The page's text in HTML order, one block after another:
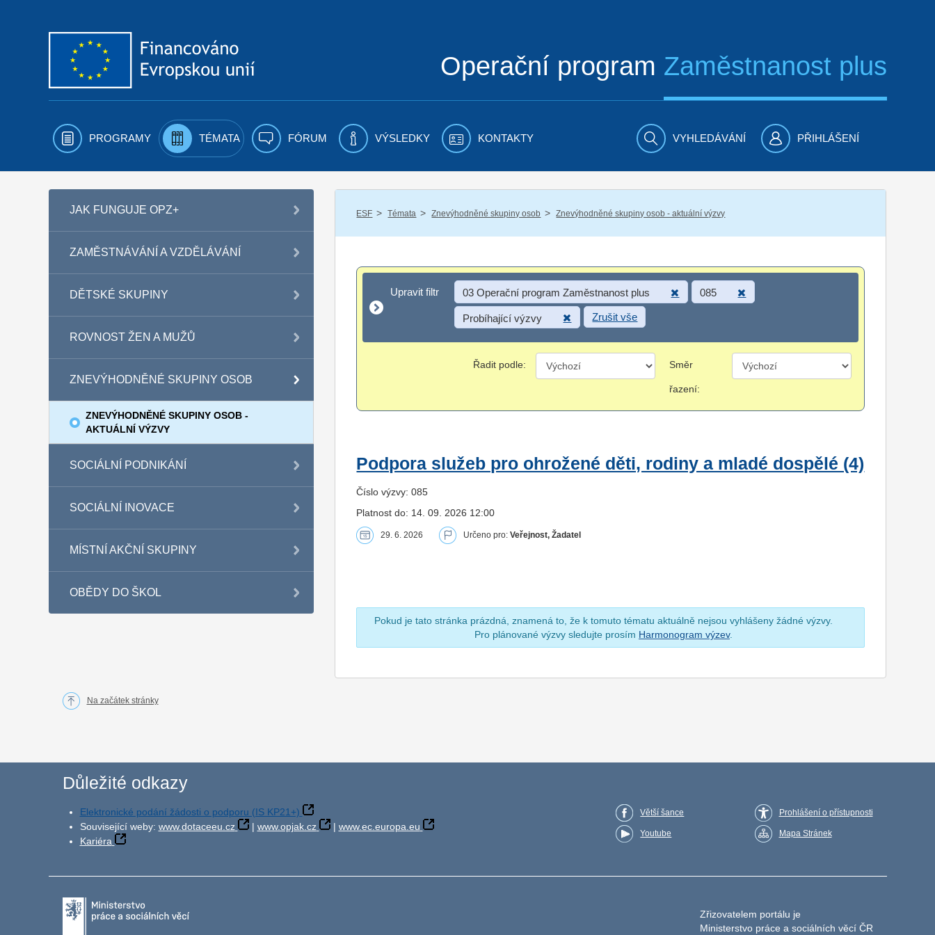
Operační program Zaměstnanost plus
PROGRAMY TÉMATA FÓRUM VÝSLEDKY KONTAKTY VYHLEDÁVÁNÍ PŘIHLÁŠENÍ
JAK FUNGUJE OPZ+
ZAMĚSTNÁVÁNÍ A VZDĚLÁVÁNÍ
DĚTSKÉ SKUPINY
ROVNOST ŽEN A MUŽŮ
ZNEVÝHODNĚNÉ SKUPINY OSOB
ZNEVÝHODNĚNÉ SKUPINY OSOB -
AKTUÁLNÍ VÝZVY
SOCIÁLNÍ PODNIKÁNÍ
SOCIÁLNÍ INOVACE
MÍSTNÍ AKČNÍ SKUPINY
OBĚDY DO ŠKOL
ESF / Témata / Znevýhodněné skupiny osob / Znevýhodněné skupiny osob - aktuální výzvy
Upravit filtr
Upravit filtr 03 Operační program Zaměstnanost plus 085
Probíhající výzvy Zrušit vše
Řadit podle: Směr
řazení:
Podpora služeb pro ohrožené děti, rodiny a mladé dospělé (4)
Číslo výzvy: 085
Platnost do: 14. 09. 2026 12:00
29. 6. 2026 Určeno pro:Veřejnost, Žadatel
Pokud je tato stránka prázdná, znamená to, že k tomuto tématu aktuálně nejsou vyhlášeny žádné výzvy.
Pro plánované výzvy sledujte prosím Harmonogram výzev.
Na začátek stránky
Důležité odkazy
Elektronické podání žádosti o podporu (IS KP21+)
Související weby: www.dotaceeu.cz | www.opjak.cz | www.ec.europa.eu
Kariéra
Větší šance
Youtube
Prohlášení o přístupnosti
Mapa Stránek
Zřizovatelem portálu je
Ministerstvo práce a sociálních věcí ČR